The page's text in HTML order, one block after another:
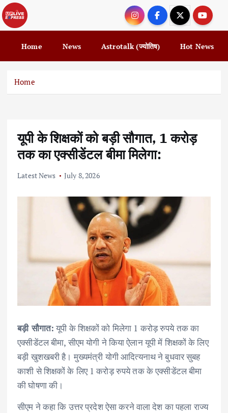
k
i
o
Home News Astrotalk (ज्योतिष) Hot News
Home
यूपी के शिक्षकों को बड़ी सौगात, 1 करोड़
तक का एक्सीडेंटल बीमा मिलेगा:
Latest News July 8, 2026
बड़ी सौगात: यूपी के शिक्षकों को मिलेगा 1 करोड़ रुपये तक का
एक्सीडेंटल बीमा, सीएम योगी ने किया ऐलान यूपी में शिक्षकों के लिए
बड़ी खुशखबरी है। मुख्यमंत्री योगी आदित्यनाथ ने बुधवार सुबह
काशी से शिक्षकों के लिए 1 करोड़ रुपये तक के एक्सीडेंटल बीमा
की घोषणा की।
सीएम ने कहा कि उत्तर प्रदेश ऐसा करने वाला देश का पहला राज्य